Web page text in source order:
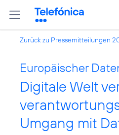
Zurück zu Pressemitteilungen
Europäischer
Digitale Welt
Umgang mit